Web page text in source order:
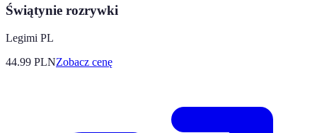
Świątynie rozrywki
Legimi PL
44.99 PLNZobacz cenę